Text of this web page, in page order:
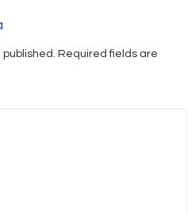
published. Required fields are